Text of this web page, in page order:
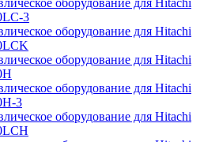
оборудование для Hitachi
3
оборудование для Hitachi
оборудование для Hitachi
оборудование для Hitachi
3
оборудование для Hitachi